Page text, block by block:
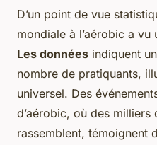
D’un point de vue
mondiale à l’aérobic a vu
Les données indiquent
nombre de pratiquants,
universel. Des
d’aérobic, où des milliers
rassemblent, témoignent